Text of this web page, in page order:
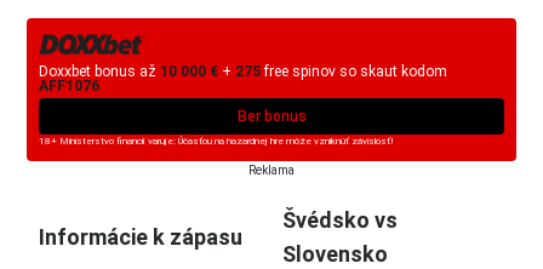
Doxxbet bonus až 10 000 € + 275free spinov so skaut kodom
AFF1076
Ber bonus
18+ Ministerstvo financií varuje: Účasťou na hazardnej hre môže vzniknúť závislosť!
Reklama
Informácie k zápasu
Švédsko vs
Slovensko